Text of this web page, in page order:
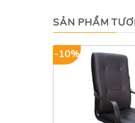
SẢN PHẨM
-10%